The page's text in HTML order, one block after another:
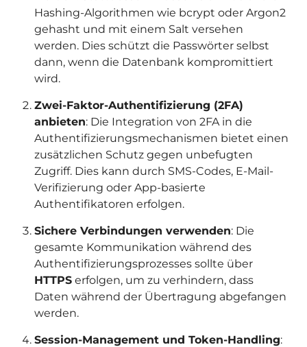
Hashing-Algorithmen wie bcrypt oder Argon2
gehasht und mit einem Salt versehen
werden. Dies schützt die Passwörter selbst
dann, wenn die Datenbank kompromittiert
wird.
Zwei-Faktor-Authentifizierung (2FA)
anbieten: Die Integration von 2FA in die
Authentifizierungsmechanismen bietet einen
zusätzlichen Schutz gegen unbefugten
Zugriff. Dies kann durch SMS-Codes, E-Mail-
Verifizierung oder App-basierte
Authentifikatoren erfolgen.
Sichere Verbindungen verwenden: Die
gesamte Kommunikation während des
Authentifizierungsprozesses sollte über
HTTPS erfolgen, um zu verhindern, dass
Daten während der Übertragung abgefangen
werden.
Session-Management und Token-Handling: